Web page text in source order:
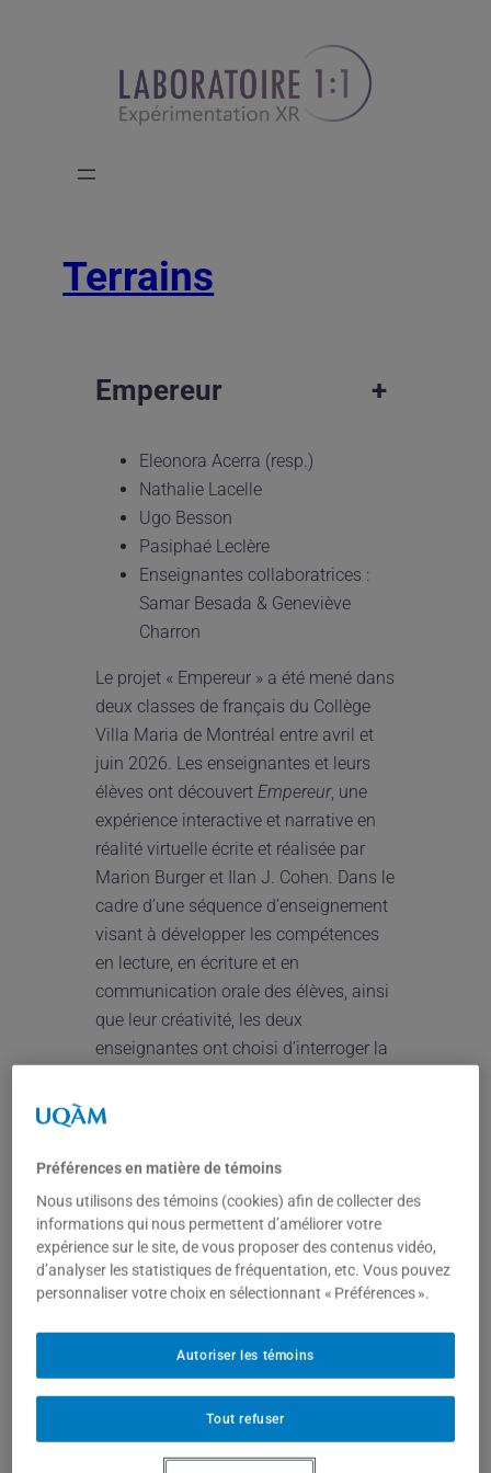
Terrains
Empereur +
Eleonora Acerra (resp.)
Nathalie Lacelle
Ugo Besson
Pasiphaé Leclère
Enseignantes collaboratrices :
Samar Besada & Geneviève
Charron
Le projet « Empereur » a été mené dans
deux classes de français du Collège
Villa Maria de Montréal entre avril et
juin 2026. Les enseignantes et leurs
élèves ont découvert Empereur, une
expérience interactive et narrative en
réalité virtuelle écrite et réalisée par
Marion Burger et Ilan J. Cohen. Dans le
cadre d’une séquence d’enseignement
visant à développer les compétences
en lecture, en écriture et en
communication orale des élèves, ainsi
que leur créativité, les deux
enseignantes ont choisi d’interroger la
du récit. Elles ont conçu des dispositifs
multimodales tout en accompagnant
les élèves dans l’exploration des effets
d’immersion propres à la réalité
virtuelle. Plusieurs activités d’écriture
de la réception (analogiques et
numériques, monomodales et
multimodales) ont été réalisées afin de
permettre aux élèves d’exprimer leur
rapport à l’œuvre, leurs réactions
esthétiques et leur appréciation, en
fonction de leurs préférences
Préférences en matière de témoins
Nous utilisons des témoins (cookies) afin de collecter des
informations qui nous permettent d’améliorer votre
expérience sur le site, de vous proposer des contenus vidéo,
d’analyser les statistiques de fréquentation, etc. Vous pouvez
personnaliser votre choix en sélectionnant « Préférences ».
Tout refuser
Autoriser les témoins